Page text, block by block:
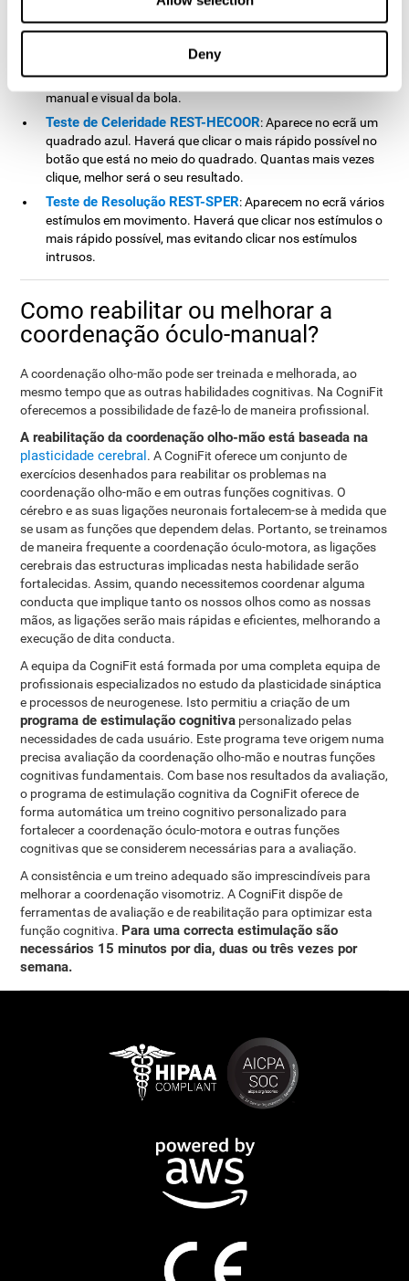
Deny
monitorização e a capacidade visual ao mesmo tempo.
ponteiro uma bola que se move por todo o ecrã, evitando
sair do mesmo. Para isso terá que realizar um seguimento
manual e visual da bola.
Teste de Celeridade REST-HECOOR: Aparece no ecrã um
quadrado azul. Haverá que clicar o mais rápido possível no
botão que está no meio do quadrado. Quantas mais vezes
clique, melhor será o seu resultado.
Teste de Resolução REST-SPER: Aparecem no ecrã vários
estímulos em movimento. Haverá que clicar nos estímulos o
mais rápido possível, mas evitando clicar nos estímulos
intrusos.
Como reabilitar ou melhorar a
coordenação óculo-manual?
A coordenação olho-mão pode ser treinada e melhorada, ao
mesmo tempo que as outras habilidades cognitivas. Na CogniFit
oferecemos a possibilidade de fazê-lo de maneira profissional.
A reabilitação da coordenação olho-mão está baseada na
plasticidade cerebral. A CogniFit oferece um conjunto de
exercícios desenhados para reabilitar os problemas na
coordenação olho-mão e em outras funções cognitivas. O
cérebro e as suas ligações neuronais fortalecem-se à medida que
se usam as funções que dependem delas. Portanto, se treinamos
de maneira frequente a coordenação óculo-motora, as ligações
cerebrais das estructuras implicadas nesta habilidade serão
fortalecidas. Assim, quando necessitemos coordenar alguma
conducta que implique tanto os nossos olhos como as nossas
mãos, as ligações serão mais rápidas e eficientes, melhorando a
execução de dita conducta.
A equipa da CogniFit está formada por uma completa equipa de
profissionais especializados no estudo da plasticidade sináptica
e processos de neurogenese. Isto permitiu a criação de um
programa de estimulação cognitiva personalizado pelas
necessidades de cada usuário. Este programa teve origem numa
precisa avaliação da coordenação olho-mão e noutras funções
cognitivas fundamentais. Com base nos resultados da avaliação,
o programa de estimulação cognitiva da CogniFit oferece de
forma automática um treino cognitivo personalizado para
fortalecer a coordenação óculo-motora e outras funções
cognitivas que se considerem necessárias para a avaliação.
A consistência e um treino adequado são imprescindíveis para
melhorar a coordenação visomotriz. A CogniFit dispõe de
ferramentas de avaliação e de reabilitação para optimizar esta
função cognitiva. Para uma correcta estimulação são
necessários 15 minutos por dia, duas ou três vezes por
semana.